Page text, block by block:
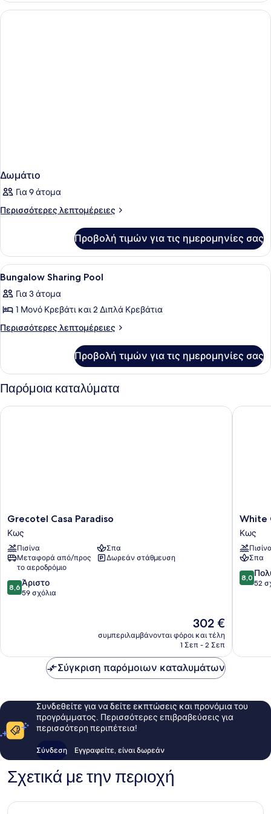
Δωμάτιο
Για 9 άτομα
Περισσότερες λεπτομέρειες
Περισσότερες
Προβολή τιμών για τις ημερομηνίες σας
Προβολή
όλων
των
φωτογραφιών
για
Pool
Ένα δωμάτιο ξενοδοχείου με ένα
6
Bungalow Sharing Pool
Για 3 άτομα
1 Μονό Κρεβάτι και 2 Διπλά Κρεβάτια
Περισσότερες λεπτομέρειες
Περισσότερες
Sharing
Προβολή τιμών για τις ημερομηνίες σας
Παρόμοια καταλύματα
Grecotel
Casa
Paradiso
Κως
Grecotel Casa Paradiso
Κως
Πισίνα
Σπα
Μεταφορά από/προς
το αεροδρόμιο
Δωρεάν στάθμευση
8.6
στα
8,6 Άριστο
59 σχόλια
Η
τιμή
είναι
302 €
συμπεριλαμβάνονται φόροι και τέλη
1 Σεπ - 2 Σεπ
Grecotel Casa Paradiso
White
Olive
Marine
-
All
Inclusive
White
Κως
Σπα
8.0
στα
8,0
52
White
Σύγκριση παρόμοιων καταλυμάτων
Συνδεθείτε για να δείτε εκπτώσεις και προνόμια του
προγράμματος. Περισσότερες επιβραβεύσεις για
περισσότερη περιπέτεια!
Σύνδεση Εγγραφείτε, είναι δωρεάν
Σχετικά με την περιοχή